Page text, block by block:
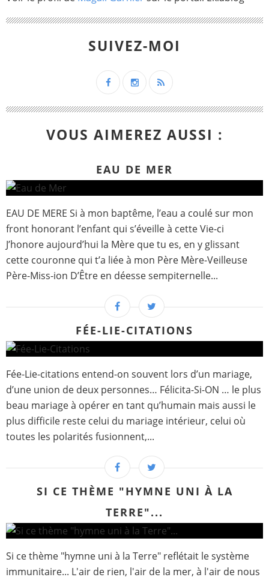
SUIVEZ-MOI
VOUS AIMEREZ AUSSI :
EAU DE MER
EAU DE MERE Si à mon baptême, l’eau a coulé sur mon
front honorant l’enfant qui s’éveille à cette Vie-ci
J’honore aujourd’hui la Mère que tu es, en y glissant
cette couronne qui t’a liée à mon Père Mère-Veilleuse
Père-Miss-ion D’Être en déesse sempiternelle...
FÉE-LIE-CITATIONS
Fée-Lie-citations entend-on souvent lors d’un mariage,
d’une union de deux personnes… Félicita-Si-ON … le plus
beau mariage à opérer en tant qu’humain mais aussi le
plus difficile reste celui du mariage intérieur, celui où
toutes les polarités fusionnent,...
SI CE THÈME "HYMNE UNI À LA
TERRE"...
Si ce thème "hymne uni à la Terre" reflétait le système
immunitaire... L'air de rien, l'air de la mer, à l'air de nous